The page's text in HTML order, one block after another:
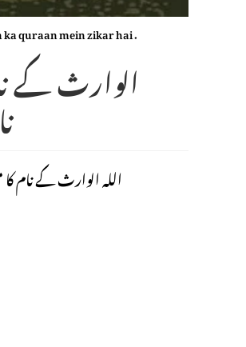
quraan mein zikar hai .
اللہ الوارث کے نام کا مطلب ہے